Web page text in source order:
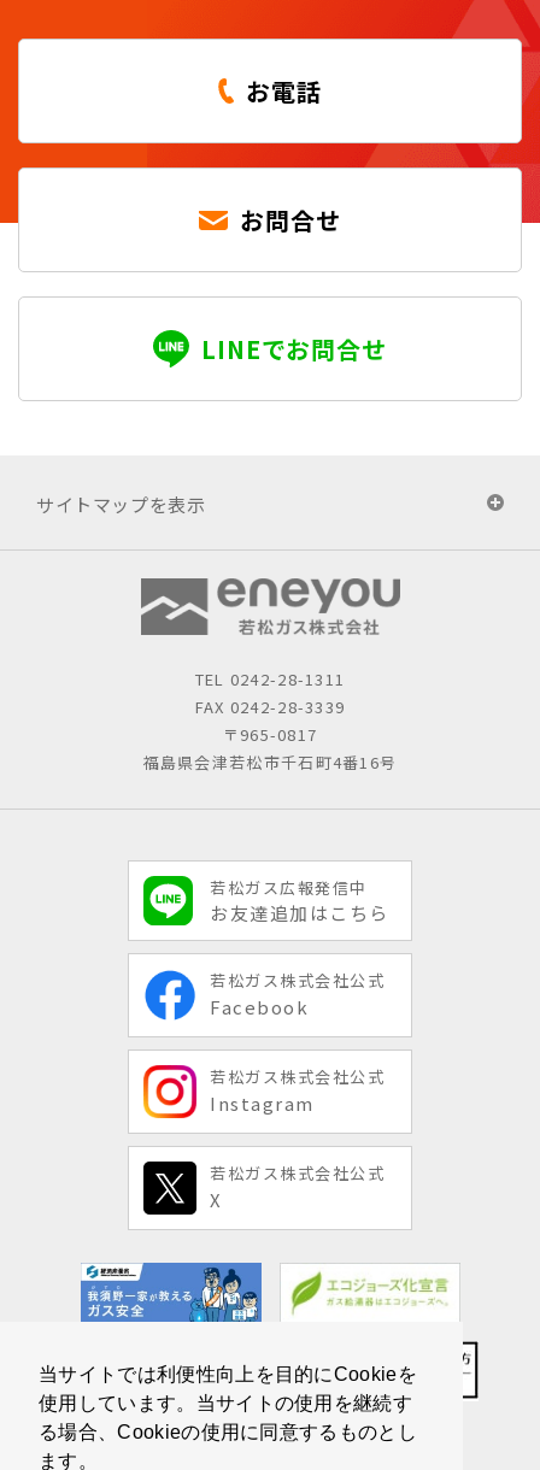
当サイトでは利便性向上を目的にCookieを
使用しています。当サイトの使用を継続す
る場合、Cookieの使用に同意するものとし
ます。
お電話
お問合せ
LINEでお問合せ
サイトマップを表示
TEL 0242-28-1311
FAX 0242-28-3339
〒965-0817
福島県会津若松市千石町4番16号
若松ガス広報発信中
お友達追加はこちら
若松ガス株式会社公式
Facebook
若松ガス株式会社公式
Instagram
若松ガス株式会社公式
X